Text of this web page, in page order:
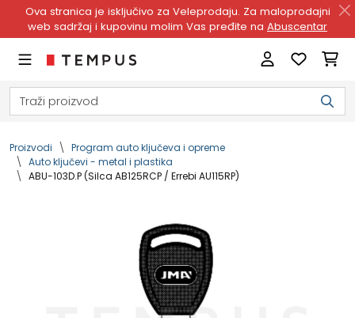
Ova stranica je isključivo za Veleprodaju. Za maloprodajni
web sadržaj i kupovinu molim Vas pređite na Abuscentar
Proizvodi
Program auto ključeva i opreme
Auto ključevi - metal i plastika
ABU-103D.P (Silca AB125RCP / Errebi AU115RP)